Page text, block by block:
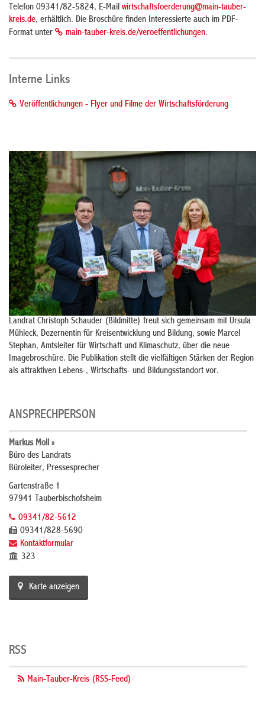
Telefon 09341/82-5824, E-Mail wirtschaftsfoerderung@main-tauber-
kreis.de, erhältlich. Die Broschüre finden Interessierte auch im PDF-
Format unter
main-tauber-kreis.de/veroeffentlichungen.
Interne Links
Veröffentlichungen - Flyer und Filme der Wirtschaftsförderung
Landrat Christoph Schauder (Bildmitte) freut sich gemeinsam mit Ursula
Mühleck, Dezernentin für Kreisentwicklung und Bildung, sowie Marcel
Stephan, Amtsleiter für Wirtschaft und Klimaschutz, über die neue
Imagebroschüre. Die Publikation stellt die vielfältigen Stärken der Region
als attraktiven Lebens-, Wirtschafts- und Bildungsstandort vor.
ANSPRECHPERSON
Markus Moll »
Büro des Landrats
Büroleiter, Pressesprecher
Gartenstraße 1
97941 Tauberbischofsheim
09341/82-5612
09341/828-5690
Kontaktformular
323
Karte anzeigen
RSS
Main-Tauber-Kreis (RSS-Feed)